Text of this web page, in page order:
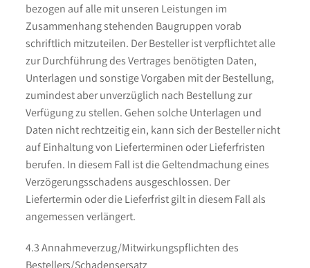
bezogen auf alle mit unseren Leistungen im
Zusammenhang stehenden Baugruppen vorab
schriftlich mitzuteilen. Der Besteller ist verpflichtet alle
zur Durchführung des Vertrages benötigten Daten,
Unterlagen und sonstige Vorgaben mit der Bestellung,
zumindest aber unverzüglich nach Bestellung zur
Verfügung zu stellen. Gehen solche Unterlagen und
Daten nicht rechtzeitig ein, kann sich der Besteller nicht
auf Einhaltung von Lieferterminen oder Lieferfristen
berufen. In diesem Fall ist die Geltendmachung eines
Verzögerungsschadens ausgeschlossen. Der
Liefertermin oder die Lieferfrist gilt in diesem Fall als
angemessen verlängert.
4.3 Annahmeverzug/Mitwirkungspflichten des
Bestellers/Schadensersatz